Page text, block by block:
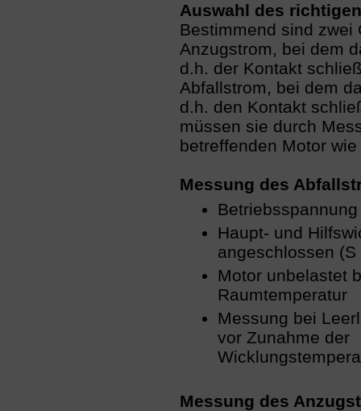
Auswahl des
Bestimmend sind zwei
Anzugstrom, bei dem
d.h. der Kontakt
Abfallstrom, bei dem
d.h. den Kontakt
müssen sie durch
betreffenden Motor
Messung des
Haupt- und
angeschlossen
Motor unbelastet
Raumtemperatur
Messung bei
vor Zunahme der
Messung des